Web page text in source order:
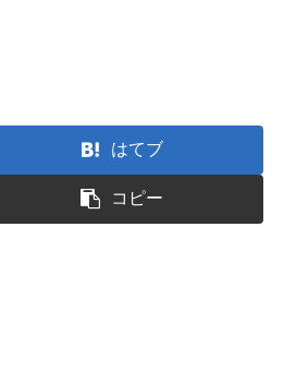
はてブ
コピー